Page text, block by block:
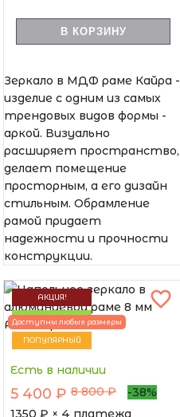
В КОРЗИНУ
Зеркало в МДФ раме Кайра -
изделие с одним из самых
трендовых видов формы -
аркой. Визуально
расширяет пространство,
делает помещение
просторным, а его дизайн
стильным. Обрамление
рамой придает
надежности и прочности
конструкции.
АКЦИЯ!
НОВИНКА
ПОПУЛЯРНЫЙ
Доступны любые размеры
Есть в наличии
5 400 ₽ 8 800 ₽
-38%
1350 ₽ × 4 платежа